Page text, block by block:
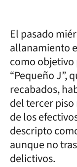
El pasado
allanamiento
como
“Pequeño J”,
recabados,
del tercer
de los
descripto
aunque no
delictivos.